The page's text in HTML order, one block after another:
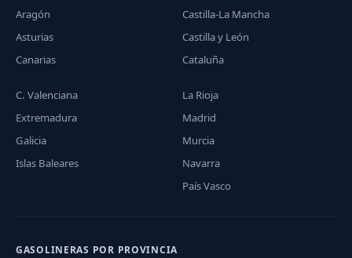
Aragón
Asturias
Canarias
Castilla-La Mancha
Castilla y León
Cataluña
C. Valenciana
Extremadura
Galicia
Islas Baleares
La Rioja
Madrid
Murcia
Navarra
País Vasco
GASOLINERAS POR PROVINCIA